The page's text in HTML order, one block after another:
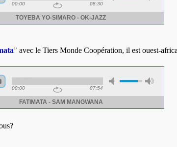
” avec le Tiers Monde Coopération, il est ouest-